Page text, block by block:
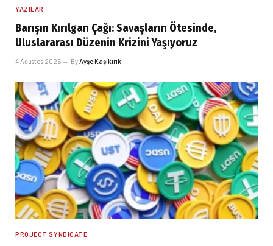
YAZILAR
Barışın Kırılgan Çağı: Savaşların Ötesinde,
Uluslararası Düzenin Krizini Yaşıyoruz
4 Ağustos 2026 ByAyşe Kaşıkırık
PROJECT SYNDICATE